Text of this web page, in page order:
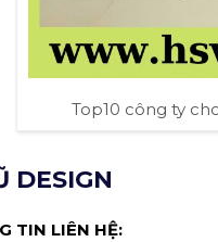
Top10 công ty
DESIGN
TIN LIÊN HỆ: